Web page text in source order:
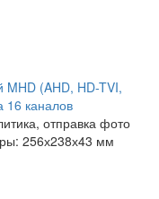
(AHD, HD-TVI,
16 каналов
отправка фото
256х238х43 мм